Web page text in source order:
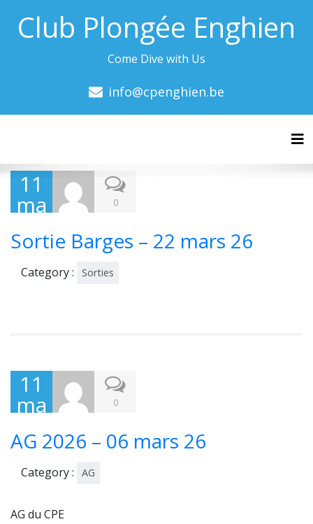
Club Plongée Enghien
Come Dive with Us
info@cpenghien.be
11
ma
202
6
0
Sortie Barges – 22 mars 26
Category : Sorties
11
ma
202
6
0
AG 2026 – 06 mars 26
Category : AG
AG du CPE